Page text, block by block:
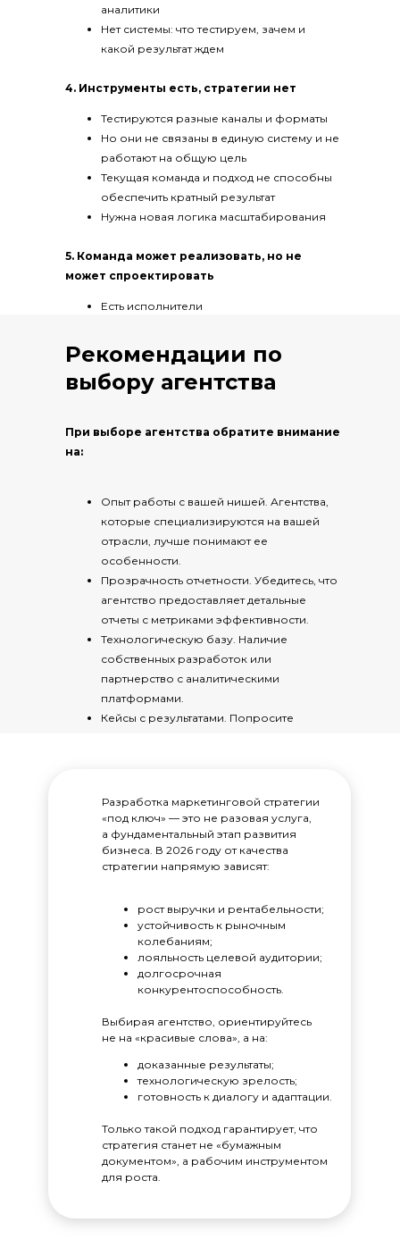
аналитики
Нет системы: что тестируем, зачем и
какой результат ждем
4. Инструменты есть, стратегии нет
Тестируются разные каналы и форматы
Но они не связаны в единую систему и не
работают на общую цель
Текущая команда и подход не способны
обеспечить кратный результат
Нужна новая логика масштабирования
5. Команда может реализовать, но не
может спроектировать
Есть исполнители
Рекомендации по
выбору агентства
При выборе агентства обратите внимание
на:
Опыт работы с вашей нишей. Агентства,
которые специализируются на вашей
отрасли, лучше понимают ее
особенности.
Прозрачность отчетности. Убедитесь, что
агентство предоставляет детальные
отчеты с метриками эффективности.
Технологическую базу. Наличие
собственных разработок или
партнерство с аналитическими
платформами.
Кейсы с результатами. Попросите
Разработка маркетинговой стратегии
«под ключ» — это не разовая услуга,
а фундаментальный этап развития
бизнеса. В 2026 году от качества
стратегии напрямую зависят:
рост выручки и рентабельности;
устойчивость к рыночным
колебаниям;
лояльность целевой аудитории;
долгосрочная
конкурентоспособность.
Выбирая агентство, ориентируйтесь
не на «красивые слова», а на:
доказанные результаты;
технологическую зрелость;
готовность к диалогу и адаптации.
Только такой подход гарантирует, что
стратегия станет не «бумажным
документом», а рабочим инструментом
для роста.